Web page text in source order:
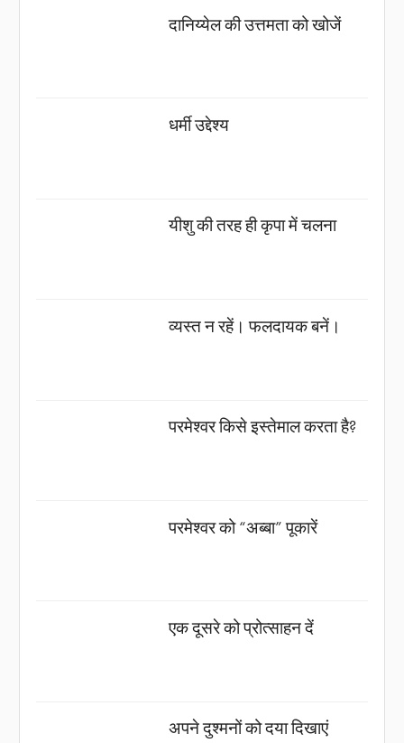
दानिय्येल की उत्तमता को खोजें
धर्मी उद्देश्य
यीशु की तरह ही कृपा में चलना
व्यस्त न रहें। फलदायक बनें।
परमेश्वर किसे इस्तेमाल करता है?
परमेश्वर को “अब्बा” पूकारें
एक दूसरे को प्रोत्साहन दें
अपने दुश्मनों को दया दिखाएं